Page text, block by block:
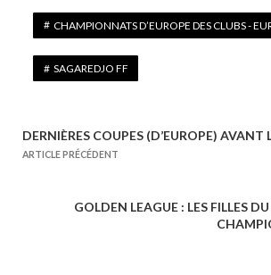
CHAMPIONNATS D’EUROPE DES CLUBS -
SAGAREDJO FF
N
DERNIÈRES COUPES (D’EUROPE) AVANT
ARTICLE PRÉCÉDENT
GOLDEN LEAGUE : LES FILLES